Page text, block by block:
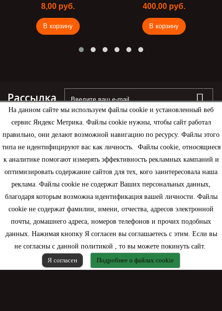
На данном сайте мы используем файлы cookie и установленный веб
сервис Яндекс Метрика. Файлы cookie нужны, чтобы сайт работал
правильно, они делают возможной навигацию по ресурсу. Файлы этого
типа не идентифицируют вас как личность. Файлы cookie, относящиеся
к аналитике помогают измерять эффективность рекламных кампаний и
оптимизировать содержание сайтов для тех, кого заинтересовала наша
реклама. Файлы cookie не содержат Ваших персональных данных,
благодаря которым возможна идентификация вашей личности. Файлы
cookie не содержат фамилии, имени, отчества, адресов электронной
почты, домашнего адреса, номеров телефонов и прочих подобных
данных. Нажимая кнопку Я согласен вы соглашаетесь с этим. Если вы
не согласны с данной политикой , то вы можете покинуть сайт.
Я согласен
Подробнее о файлах cookie
8,00 руб.
В корзину
400,00 руб.
В корзину
Рассылка
Информация
Моя учетная запись
Контактная информация